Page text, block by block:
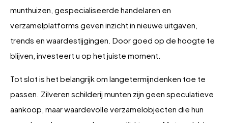
munthuizen, gespecialiseerde handelaren en
verzamelplatforms geven inzicht in nieuwe uitgaven,
trends en waardestijgingen. Door goed op de hoogte te
blijven, investeert u op het juiste moment.
Tot slot is het belangrijk om langetermijndenken toe te
passen. Zilveren schilderij munten zijn geen speculatieve
aankoop, maar waardevolle verzamelobjecten die hun